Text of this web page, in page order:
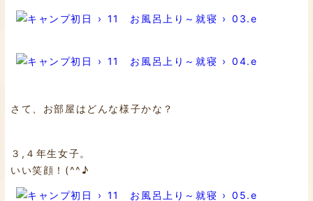
さて、お部屋はどんな様子かな？
３,４年生女子。
いい笑顔！(^^♪